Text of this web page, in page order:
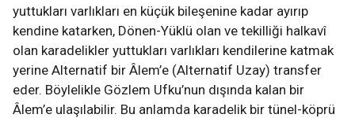
yuttukları varlıkları en küçük bileşenine kadar ayırıp
kendine katarken, Dönen-Yüklü olan ve tekilliği halkavî
olan karadelikler yuttukları varlıkları kendilerine katmak
yerine Alternatif bir Âlem’e (Alternatif Uzay) transfer
eder. Böylelikle Gözlem Ufku’nun dışında kalan bir
Âlem’e ulaşılabilir. Bu anlamda karadelik bir tünel-köprü